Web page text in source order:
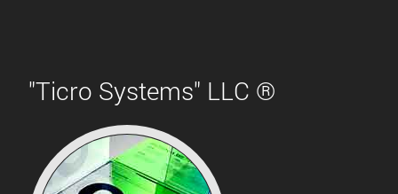
"Ticro Systems" LLC ®